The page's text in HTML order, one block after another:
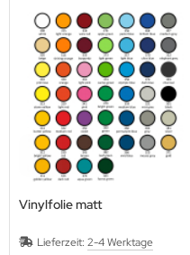
Vinylfolie matt
Lieferzeit: 2-4 Werktage